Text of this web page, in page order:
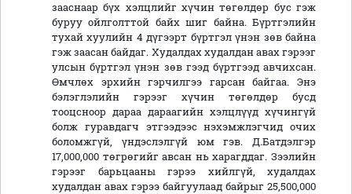
зааснаар бүх хэлцлийг хүчин төгөлдөр бус гэж
буруу ойлголттой байх шиг байна. Бүртгэлийн
тухай хуулийн 4 дүгээрт бүртгэл үнэн зөв байна
гэж заасан байдаг. Худалдах худалдан авах гэрээг
улсын бүртгэл үнэн зөв гээд бүртгээд авчихсан.
Өмчлөх эрхийн гэрчилгээ гарсан байгаа. Энэ
бэлэглэлийн гэрээг хүчин төгөлдөр бусд
тооцсноор дараа дараагийн хэлцлүүд хүчингүй
болж гуравдагч этгээдээс нэхэмжлэгчид очих
боломжгүй, үндэслэлгүй юм гэв. Д.Батдэлгэр
17,000,000 төгрөгийг авсан нь харагддаг. Зээлийн
гэрээг барьцааны гэрээ хийлгүй, худалдах
худалдан авах гэрээ байгуулаад байрыг 25,500,000